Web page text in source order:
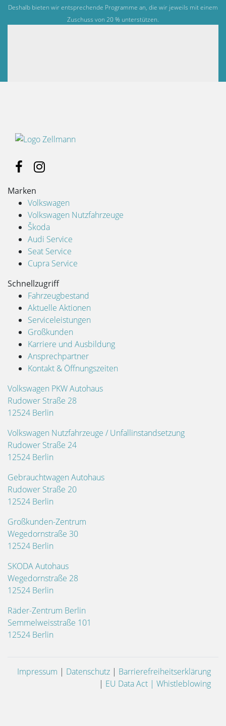
Deshalb bieten wir entsprechende Programme an, die wir jeweils mit einem
Zuschuss von 20 % unterstützen.
Marken
Volkswagen
Volkswagen Nutzfahrzeuge
Škoda
Audi Service
Seat Service
Cupra Service
Schnellzugriff
Fahrzeugbestand
Aktuelle Aktionen
Serviceleistungen
Großkunden
Karriere und Ausbildung
Ansprechpartner
Kontakt & Öffnungszeiten
Volkswagen PKW Autohaus
Rudower Straße 28
12524 Berlin
Volkswagen Nutzfahrzeuge / Unfallinstandsetzung
Rudower Straße 24
12524 Berlin
Gebrauchtwagen Autohaus
Rudower Straße 20
12524 Berlin
Großkunden-Zentrum
Wegedornstraße 30
12524 Berlin
SKODA Autohaus
Wegedornstraße 28
12524 Berlin
Räder-Zentrum Berlin
Semmelweisstraße 101
12524 Berlin
Impressum | Datenschutz | Barrierefreiheitserklärung
| EU Data Act | Whistleblowing